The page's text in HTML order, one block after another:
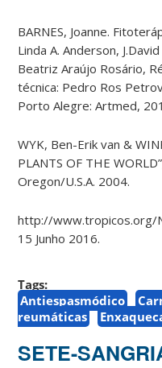
BARNES, Joanne.
Linda A. Anderson,
Beatriz Araújo Rosário,
técnica: Pedro Ros
Porto Alegre: Artmed,
WYK, Ben-Erik van &
PLANTS OF THE
Oregon/U.S.A. 2004.
http://www.tropicos.org/
15 Junho 2016.
Tags:
Antiespasmódico
reumáticas
SETE-